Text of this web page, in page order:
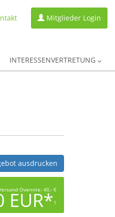
Mitglieder Login
INTERESSENVERTRETUNG
ausdrucken
Overnite: 40,- €
EUR*1